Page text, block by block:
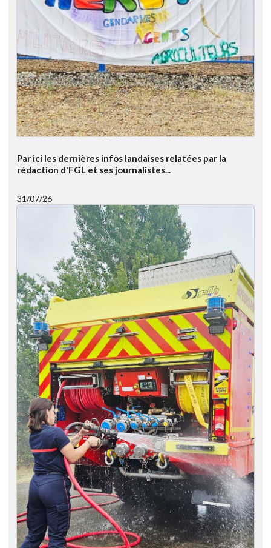
Par ici les dernières infos landaises relatées par la
rédaction d'FGL et ses journalistes...
31/07/26